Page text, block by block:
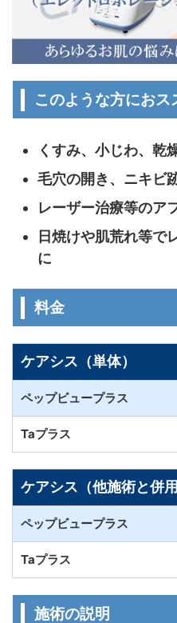
このような方におス
くすみ、小じわ、乾
毛穴の開き、ニキビ
レーザー治療等のア
日焼けや肌荒れ等で
に
料金
ケアシス（単体）
ペップビュープラス
Taプラス
ケアシス（他施術と併用
ペップビュープラス
Taプラス
施術の説明